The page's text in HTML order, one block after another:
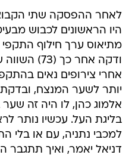
לאחר ההפסקה שתי
היו הראשונים לכבוש
מתיאוס ערך חילוף התקפי
ודקה אחר
אחרי צירופים נאים
יותר לשער המנצח, ובדקת
אלמוג כהן, לו היה זה
בליגת העל. עכשיו נותר
למכבי נתניה, עם או בלי
דניאל יאמר, ואיך תתגבר